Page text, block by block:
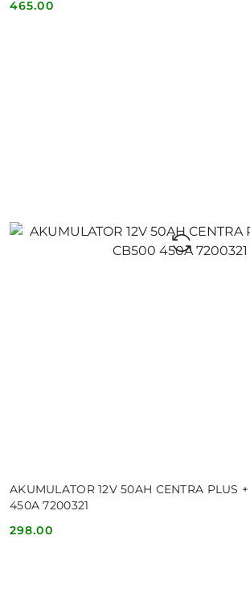
Cena:
465.00
AKUMULATOR 12V 50AH CENTRA PLUS
450A 7200321
Cena:
298.00